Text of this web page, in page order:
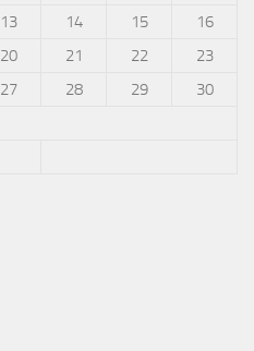
13 14 15
16
20 21 22
23
27 28 29
30